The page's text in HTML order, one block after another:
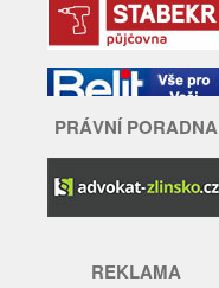
PRÁVNÍ PORADNA
REKLAMA